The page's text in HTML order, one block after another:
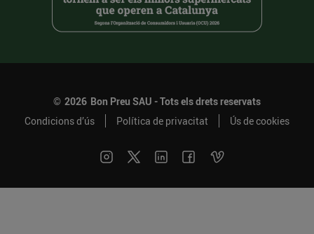
© 2026 Bon Preu SAU - Tots els drets reservats
Condicions d’ús
Política de privacitat Ús de cookies